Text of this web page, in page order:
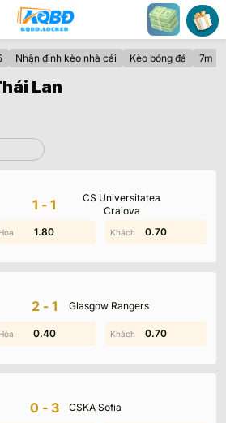
Nhận định kèo nhà cái Kèo bóng đá 7m
Lan
1-1
CS Universitatea
Craiova
1.50 0.20
1.80 0.70
2-1 Glasgow Rangers
0.30 0.50
0.40 0.70
0-3 CSKA Sofia
liệu vui lòng chọn bộ lọc khác